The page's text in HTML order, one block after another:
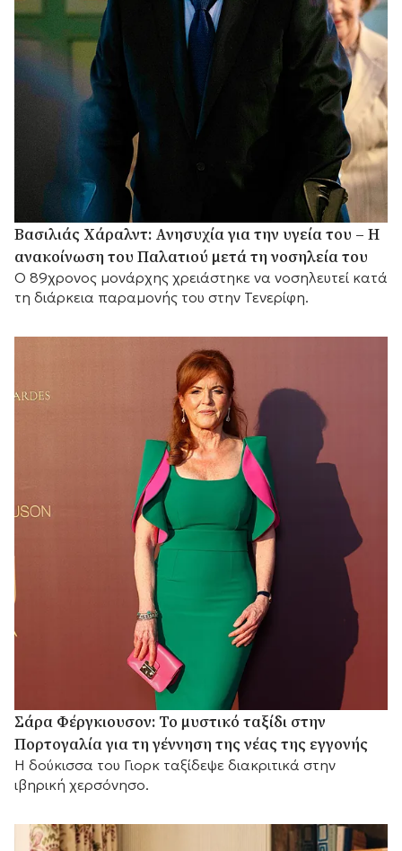
Βασιλιάς Χάραλντ: Ανησυχία για την υγεία του – Η
ανακοίνωση του Παλατιού μετά τη νοσηλεία του
Ο 89χρονος μονάρχης χρειάστηκε να νοσηλευτεί κατά
τη διάρκεια παραμονής του στην Τενερίφη.
Σάρα Φέργκιουσον: Το μυστικό ταξίδι στην
Πορτογαλία για τη γέννηση της νέας της εγγονής
Η δούκισσα του Γιορκ ταξίδεψε διακριτικά στην
ιβηρική χερσόνησο.